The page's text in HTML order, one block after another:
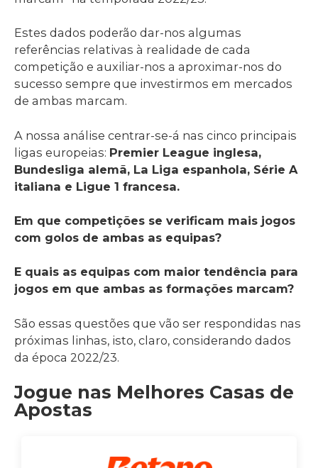
Estes dados poderão dar-nos algumas
referências relativas à realidade de cada
competição e auxiliar-nos a aproximar-nos do
sucesso sempre que investirmos em mercados
de ambas marcam.
A nossa análise centrar-se-á nas cinco principais
ligas europeias: Premier League inglesa,
Bundesliga alemã, La Liga espanhola, Série A
italiana e Ligue 1 francesa.
Em que competições se verificam mais jogos
com golos de ambas as equipas?
E quais as equipas com maior tendência para
jogos em que ambas as formações marcam?
São essas questões que vão ser respondidas nas
próximas linhas, isto, claro, considerando dados
da época 2022/23.
Jogue nas Melhores Casas de
Apostas